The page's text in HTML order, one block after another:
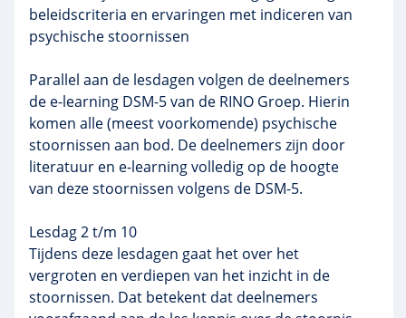
beleidscriteria en ervaringen met indiceren van
psychische stoornissen
Parallel aan de lesdagen volgen de deelnemers
de e-learning DSM-5 van de RINO Groep. Hierin
komen alle (meest voorkomende) psychische
stoornissen aan bod. De deelnemers zijn door
literatuur en e-learning volledig op de hoogte
van deze stoornissen volgens de DSM-5.
Lesdag 2 t/m 10
Tijdens deze lesdagen gaat het over het
vergroten en verdiepen van het inzicht in de
stoornissen. Dat betekent dat deelnemers